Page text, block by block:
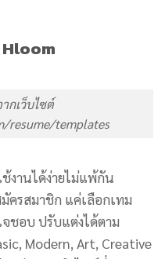
กเว็บไซต์
resume/templates
านได้ง่ายไม่แพ้กัน
ครสมาชิก แค่เลือกเทม
ชอบ ปรับแต่งได้ตาม
Modern, Art, Creative